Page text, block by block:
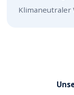
Klimaneutraler